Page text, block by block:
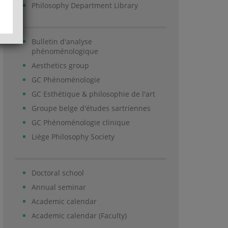
Philosophy Department Library
Bulletin d'analyse
phénoménologique
Aesthetics group
GC Phénoménologie
GC Esthétique & philosophie de l'art
Groupe belge d'études sartriennes
GC Phénoménologie clinique
Liège Philosophy Society
Doctoral school
Annual seminar
Academic calendar
Academic calendar (Faculty)